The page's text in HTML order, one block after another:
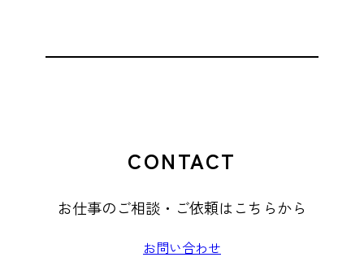
CONTACT
お仕事のご相談・ご依頼はこちらから
お問い合わせ